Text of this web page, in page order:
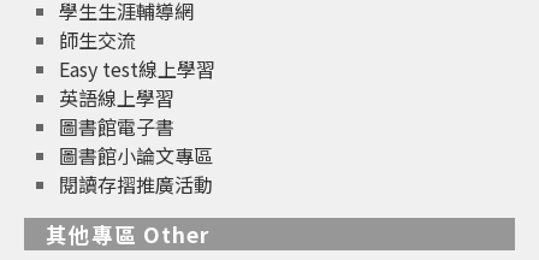
學生生涯輔導網
師生交流
Easy test線上學習
英語線上學習
圖書館電子書
圖書館小論文專區
閱讀存摺推廣活動
其他專區 Other